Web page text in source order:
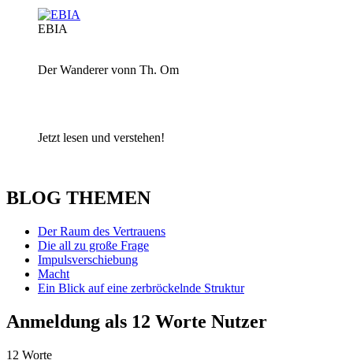
EBIA
Der Wanderer vonn Th. Om
Jetzt lesen und verstehen!
BLOG THEMEN
Der Raum des Vertrauens
Die all zu große Frage
Impulsverschiebung
Macht
Ein Blick auf eine zerbröckelnde Struktur
Anmeldung als 12 Worte Nutzer
12 Worte